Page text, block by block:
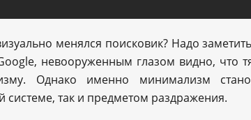
менялся поисковик? Надо
невооруженным глазом видно, что
Однако именно минимализм
системе, так и предметом раздражения.